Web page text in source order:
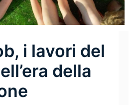
i lavori del
della